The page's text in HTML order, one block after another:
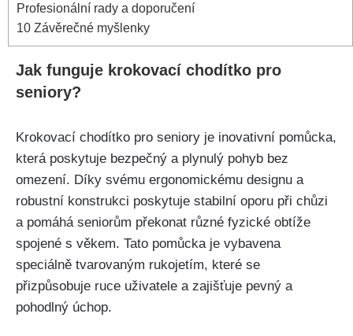
Profesionální rady a doporučení
10 Závěrečné myšlenky
Jak funguje krokovací chodítko pro
seniory?
Krokovací chodítko pro seniory je inovativní pomůcka,
která poskytuje bezpečný a plynulý pohyb bez
omezení. Díky svému ergonomickému designu a
robustní konstrukci poskytuje stabilní oporu při chůzi
a pomáhá seniorům překonat různé fyzické obtíže
spojené s věkem. Tato pomůcka je vybavena
speciálně tvarovaným rukojetím, které se
přizpůsobuje ruce uživatele a zajišťuje pevný a
pohodlný úchop.